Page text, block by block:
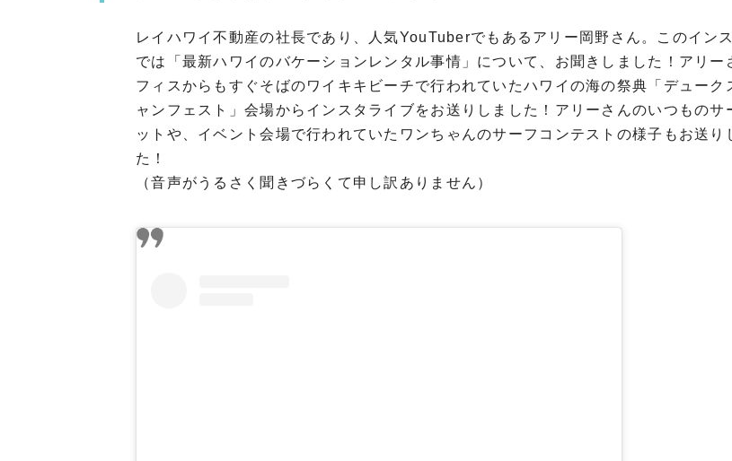
レイハワイ不動産の社長であり、人気YouTuberでもあるアリー岡野さん。このイン
では「最新ハワイのバケーションレンタル事情」について、お聞きしました！アリー
フィスからもすぐそばのワイキキビーチで行われていたハワイの海の祭典「デューク
ャンフェスト」会場からインスタライブをお送りしました！アリーさんのいつものサ
ットや、イベント会場で行われていたワンちゃんのサーフコンテストの様子もお送り
た！
（音声がうるさく聞きづらくて申し訳ありません）